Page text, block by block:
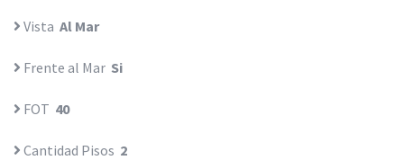
Vista Al Mar
Frente al Mar Si
FOT 40
Cantidad Pisos 2